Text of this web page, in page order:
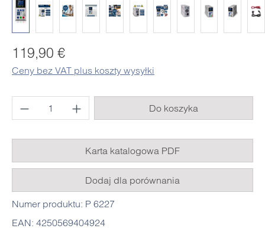
Cena regularna:
119,90 €
Ceny bez VAT plus koszty wysyłki
Ilość produktu: Wprowadź żądaną ilość
Do koszyka
Karta katalogowa PDF
Dodaj dla porównania
Numer produktu: P 6227
EAN: 4250569404924